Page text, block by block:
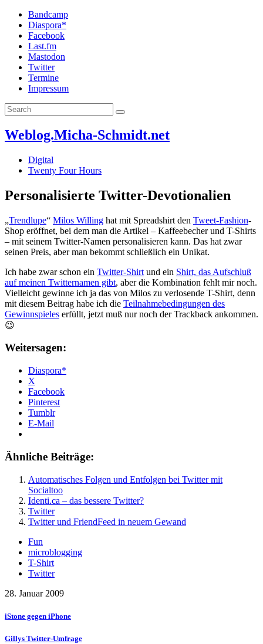
Bandcamp
Diaspora*
Facebook
Last.fm
Mastodon
Twitter
Termine
Impressum
Weblog.Micha-Schmidt.net
Digital
Twenty Four Hours
Personalisierte Twitter-Devotionalien
„Trendlupe“ Milos Willing hat mit Spreadshirt den Tweet-Fashion-
Shop eröffnet, bei dem man die Artikel – Kaffeebecher und T-Shirts
– mit seinem Twitter-Namen personalisieren kann. Das hat zwar
seinen Preis, aber man bekommt schließlich ein Unikat.
Ich habe zwar schon ein Twitter-Shirt und ein Shirt, das Aufschluß
auf meinen Twitternamen gibt, aber die Kombination fehlt mir noch.
Vielleicht gewinne ich ja das von Milos zu verlosende T-Shirt, denn
mit diesem Beitrag habe ich die Teilnahmebedingungen des
Gewinnspieles erfüllt, jetzt muß nur noch der Trackback ankommen.
😉
Weitersagen:
Diaspora*
X
Facebook
Pinterest
Tumblr
E-Mail
Ähnliche Beiträge:
Automatisches Folgen und Entfolgen bei Twitter mit
Socialtoo
Identi.ca – das bessere Twitter?
Twitter
Twitter und FriendFeed in neuem Gewand
Fun
microblogging
T-Shirt
Twitter
28. Januar 2009
iStone gegen iPhone
Gillys Twitter-Umfrage